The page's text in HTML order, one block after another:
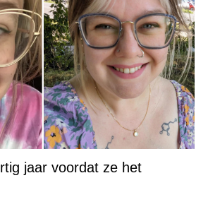
jaar voordat ze het